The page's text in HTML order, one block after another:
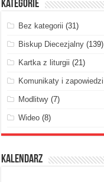
Kategorie
Bez kategorii (31)
Biskup Diecezjalny (139)
Kartka z liturgii (21)
Komunikaty i zapowiedzi
Modlitwy (7)
Wideo (8)
Kalendarz